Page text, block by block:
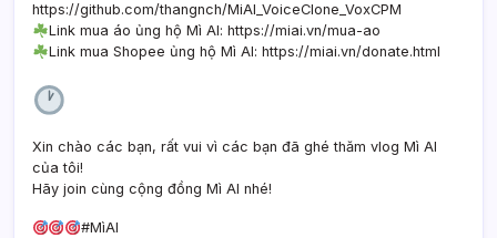
https://github.com/thangnch/MiAI_VoiceClone_VoxCPM
Link mua áo ủng hộ Mì AI: https://miai.vn/mua-ao
Link mua Shopee ủng hộ Mì AI: https://miai.vn/donate.html
Xin chào các bạn, rất vui vì các bạn đã ghé thăm vlog Mì AI
của tôi!
Hãy join cùng cộng đồng Mì AI nhé!
#MìAI